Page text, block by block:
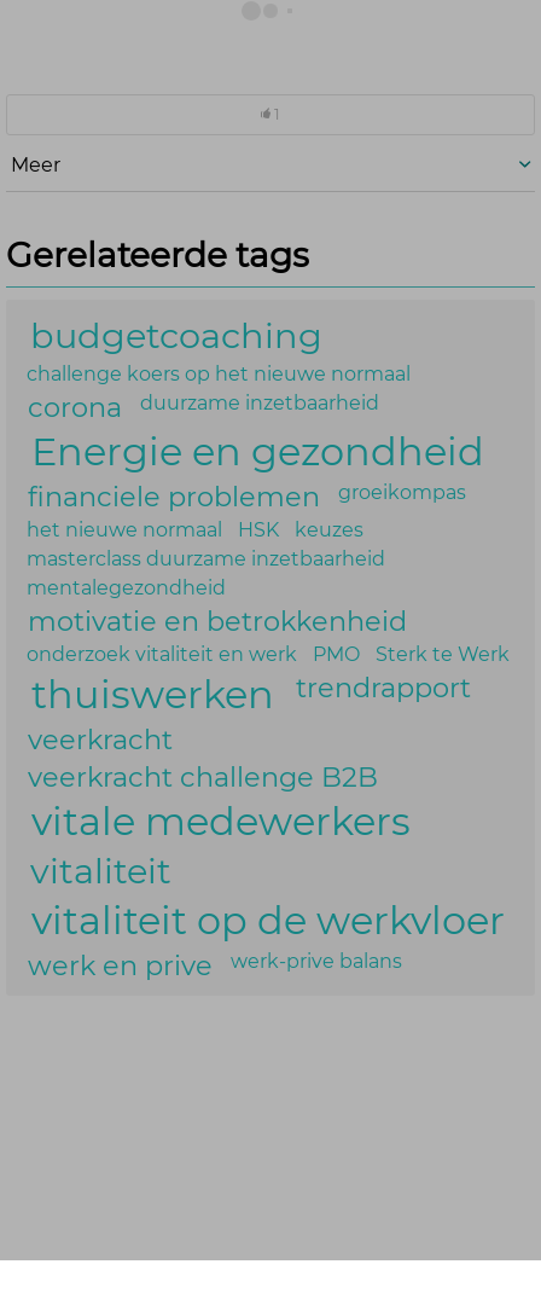
1
Meer
Gerelateerde tags
budgetcoaching
challenge koers op het nieuwe normaal
corona duurzame inzetbaarheid
Energie en gezondheid
financiele problemen
groeikompas
het nieuwe normaal
HSK
keuzes
masterclass duurzame inzetbaarheid
mentalegezondheid
motivatie en betrokkenheid
onderzoek vitaliteit en werk PMO Sterk te Werk
thuiswerken
trendrapport
veerkracht
veerkracht challenge B2B
vitale medewerkers
vitaliteit
vitaliteit op de werkvloer
werk en prive werk-prive balans